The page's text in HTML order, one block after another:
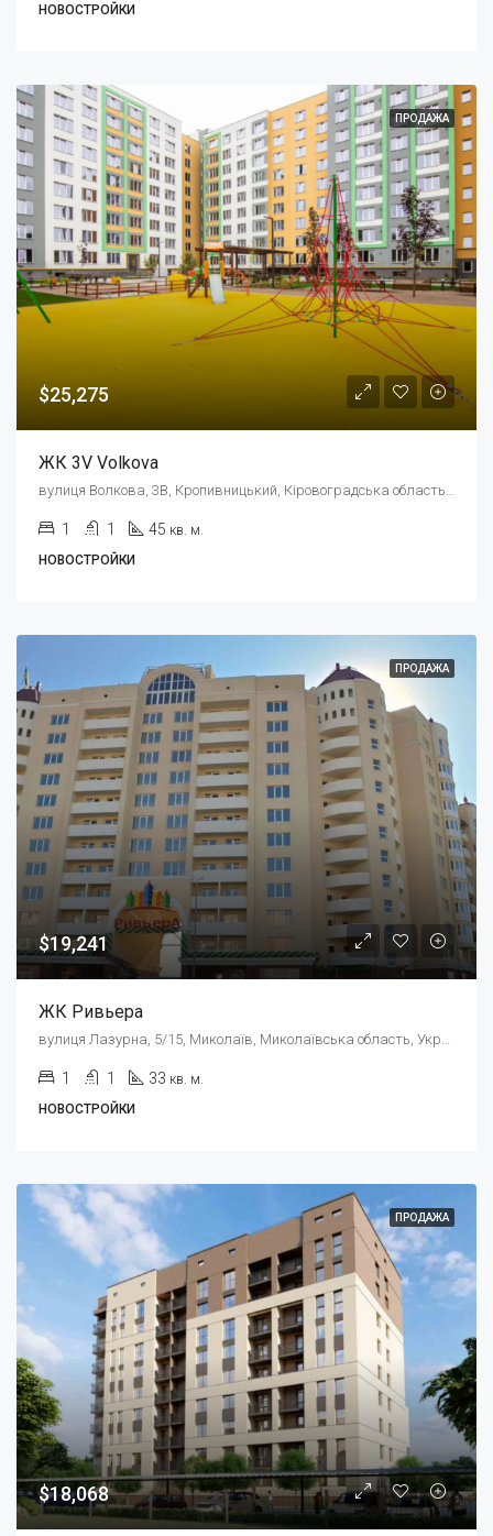
НОВОСТРОЙКИ
ПРОДАЖА
$25,275
ЖК 3V Volkova
1 1 45 кв. м.
НОВОСТРОЙКИ
ПРОДАЖА
$19,241
ЖК Ривьера
вулиця Лазурна, 5/15, Миколаїв, Миколаївська область, Украина, 54000
1 1 33 кв. м.
НОВОСТРОЙКИ
ПРОДАЖА
$18,068